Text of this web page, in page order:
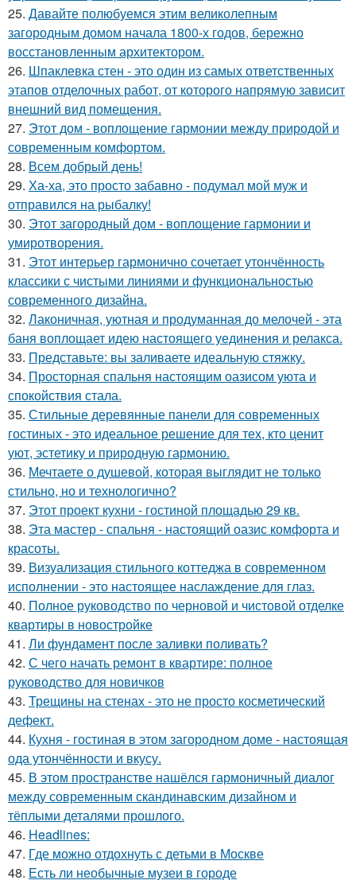
25. Давайте полюбуемся этим великолепным
загородным домом начала 1800-х годов, бережно
восстановленным архитектором.
26. Шпаклевка стен - это один из самых ответственных
этапов отделочных работ, от которого напрямую зависит
внешний вид помещения.
27. Этот дом - воплощение гармонии между природой и
современным комфортом.
28. Всем добрый день!
29. Ха-ха, это просто забавно - подумал мой муж и
отправился на рыбалку!
30. Этот загородный дом - воплощение гармонии и
умиротворения.
31. Этот интерьер гармонично сочетает утончённость
классики с чистыми линиями и функциональностью
современного дизайна.
32. Лаконичная, уютная и продуманная до мелочей - эта
баня воплощает идею настоящего уединения и релакса.
33. Представьте: вы заливаете идеальную стяжку.
34. Просторная спальня настоящим оазисом уюта и
спокойствия стала.
35. Стильные деревянные панели для современных
гостиных - это идеальное решение для тех, кто ценит
уют, эстетику и природную гармонию.
36. Мечтаете о душевой, которая выглядит не только
стильно, но и технологично?
37. Этот проект кухни - гостиной площадью 29 кв.
38. Эта мастер - спальня - настоящий оазис комфорта и
красоты.
39. Визуализация стильного коттеджа в современном
исполнении - это настоящее наслаждение для глаз.
40. Полное руководство по черновой и чистовой отделке
квартиры в новостройке
41. Ли фундамент после заливки поливать?
42. С чего начать ремонт в квартире: полное
руководство для новичков
43. Трещины на стенах - это не просто косметический
дефект.
44. Кухня - гостиная в этом загородном доме - настоящая
ода утончённости и вкусу.
45. В этом пространстве нашёлся гармоничный диалог
между современным скандинавским дизайном и
тёплыми деталями прошлого.
46. Headlines:
47. Где можно отдохнуть с детьми в Москве
48. Есть ли необычные музеи в городе